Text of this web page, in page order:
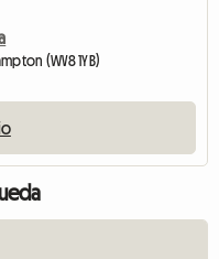
(WV8 1YB)